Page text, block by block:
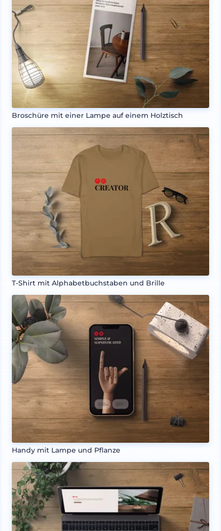
Broschüre mit einer Lampe auf einem Holztisch
T-Shirt mit Alphabetbuchstaben und Brille
Handy mit Lampe und Pflanze